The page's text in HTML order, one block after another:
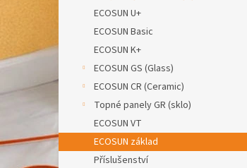
a
e
ECOSUN U+
ECOSUN Basic
ECOSUN K+
ECOSUN GS (Glass)
ECOSUN CR (Ceramic)
Topné panely GR (sklo)
ECOSUN VT
ECOSUN základ
Příslušenství